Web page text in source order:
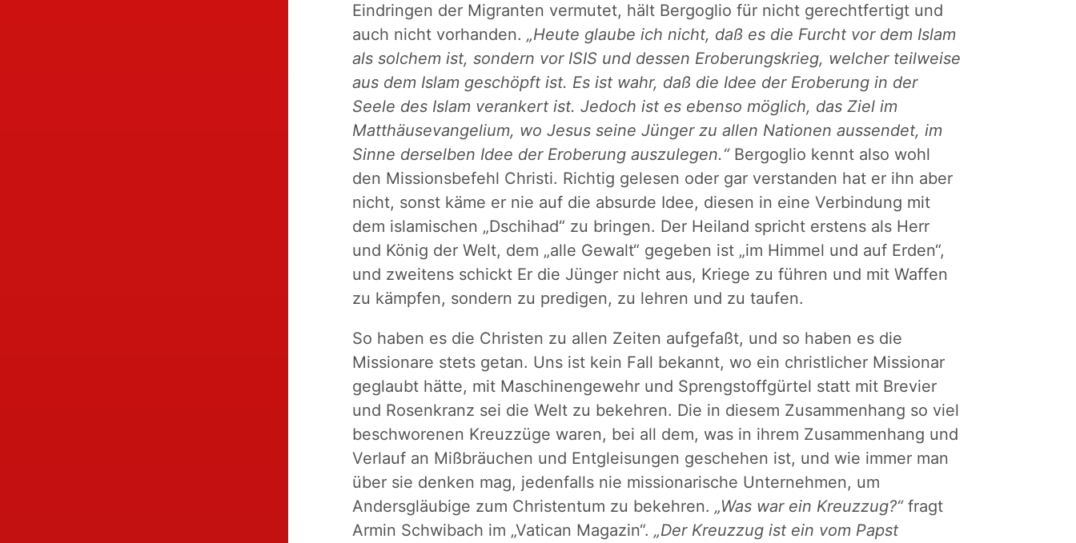
Eindringen der Migranten vermutet, hält Bergoglio für nicht gerechtfertigt und
auch nicht vorhanden. „Heute glaube ich nicht, daß es die Furcht vor dem Islam
als solchem ist, sondern vor ISIS und dessen Eroberungskrieg, welcher teilweise
aus dem Islam geschöpft ist. Es ist wahr, daß die Idee der Eroberung in der
Seele des Islam verankert ist. Jedoch ist es ebenso möglich, das Ziel im
Matthäusevangelium, wo Jesus seine Jünger zu allen Nationen aussendet, im
Sinne derselben Idee der Eroberung auszulegen.“Bergoglio kennt also wohl
den Missionsbefehl Christi. Richtig gelesen oder gar verstanden hat er ihn aber
nicht, sonst käme er nie auf die absurde Idee, diesen in eine Verbindung mit
dem islamischen „Dschihad“ zu bringen. Der Heiland spricht erstens als Herr
und König der Welt, dem „alle Gewalt“ gegeben ist „im Himmel und auf Erden“,
und zweitens schickt Er die Jünger nicht aus, Kriege zu führen und mit Waffen
zu kämpfen, sondern zu predigen, zu lehren und zu taufen.
So haben es die Christen zu allen Zeiten aufgefaßt, und so haben es die
Missionare stets getan. Uns ist kein Fall bekannt, wo ein christlicher Missionar
geglaubt hätte, mit Maschinengewehr und Sprengstoffgürtel statt mit Brevier
und Rosenkranz sei die Welt zu bekehren. Die in diesem Zusammenhang so viel
beschworenen Kreuzzüge waren, bei all dem, was in ihrem Zusammenhang und
Verlauf an Mißbräuchen und Entgleisungen geschehen ist, und wie immer man
über sie denken mag, jedenfalls nie missionarische Unternehmen, um
Andersgläubige zum Christentum zu bekehren. „Was war ein Kreuzzug?“fragt
Armin Schwibach im „Vatican Magazin“. „Der Kreuzzug ist ein vom Papst